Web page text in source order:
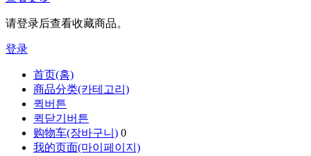
请登录后查看收藏商品。
登录
首页(홈)
商品分类(카테고리)
퀵버튼
퀵닫기버튼
购物车(장바구니) 0
我的页面(마이페이지)